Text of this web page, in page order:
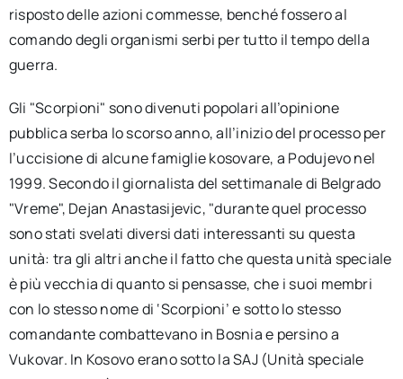
risposto delle azioni commesse, benché fossero al
comando degli organismi serbi per tutto il tempo della
guerra.
Gli "Scorpioni" sono divenuti popolari all’opinione
pubblica serba lo scorso anno, all’inizio del processo per
l’uccisione di alcune famiglie kosovare, a Podujevo nel
1999. Secondo il giornalista del settimanale di Belgrado
"Vreme", Dejan Anastasijevic, "durante quel processo
sono stati svelati diversi dati interessanti su questa
unità: tra gli altri anche il fatto che questa unità speciale
è più vecchia di quanto si pensasse, che i suoi membri
con lo stesso nome di ‘Scorpioni’ e sotto lo stesso
comandante combattevano in Bosnia e persino a
Vukovar. In Kosovo erano sotto la SAJ (Unità speciale